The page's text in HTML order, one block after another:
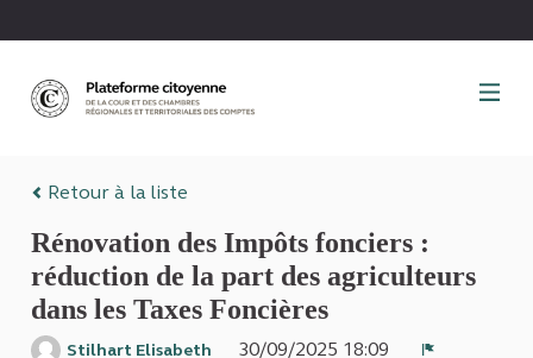
Retour à la liste
Rénovation des Impôts fonciers :
réduction de la part des agriculteurs
dans les Taxes Foncières
Stilhart Elisabeth
30/09/2025 18:09